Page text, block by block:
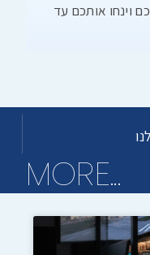
וינחו אותכם עד
...MORE